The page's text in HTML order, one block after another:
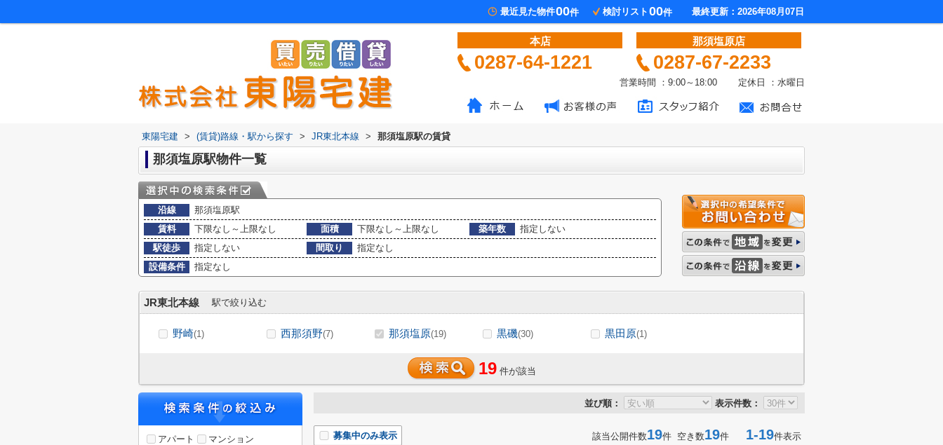
最近見た物件00件 検討リスト 00件 最終更新：2026年08月07日
本店
0287-64-1221
那須塩原店
0287-67-2233
営業時間 ：9:00～18:00 定休日 ：水曜日
東陽宅建 > (賃貸)路線・駅から探す > JR東北本線 > 那須塩原駅の賃貸
那須塩原駅物件一覧
沿線
那須塩原駅
賃料
下限なし～上限なし 面積 下限なし～上限なし 築年数
指定しない
駅徒歩
指定しない 間取り
指定なし
設備条件
指定なし
JR東北本線 駅で絞り込む
野崎(1) 西那須野(7) 那須塩原(19) 黒磯(30) 黒田原(1)
19 件が該当
並び順： 表示件数：
募集中のみ表示 該当公開件数19件 空き数19件 1-19件表示
アパート
マンション